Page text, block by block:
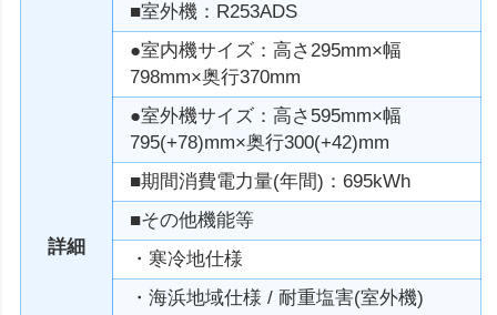
詳細
■室外機：R253ADS
●室内機サイズ：高さ295mm×幅
798mm×奥行370mm
●室外機サイズ：高さ595mm×幅
795(+78)mm×奥行300(+42)mm
■期間消費電力量(年間)：695kWh
■その他機能等
・寒冷地仕様
・海浜地域仕様 / 耐重塩害(室外機)